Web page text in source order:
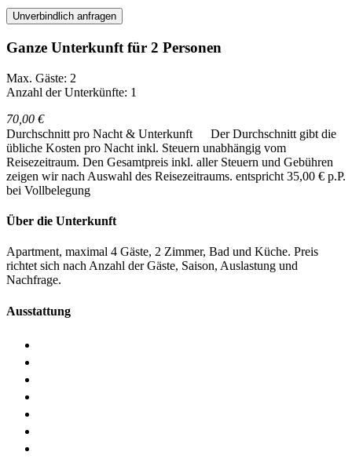
Unverbindlich anfragen
Ganze Unterkunft für 2 Personen
Max. Gäste: 2
Anzahl der Unterkünfte: 1
70,00 €
Durchschnitt pro Nacht & Unterkunft
Der Durchschnitt gibt die
übliche Kosten pro Nacht inkl. Steuern unabhängig vom
Reisezeitraum. Den Gesamtpreis inkl. aller Steuern und Gebühren
zeigen wir nach Auswahl des Reisezeitraums. entspricht 35,00 € p.P.
bei Vollbelegung
Über die Unterkunft
Apartment, maximal 4 Gäste, 2 Zimmer, Bad und Küche. Preis
richtet sich nach Anzahl der Gäste, Saison, Auslastung und
Nachfrage.
Ausstattung